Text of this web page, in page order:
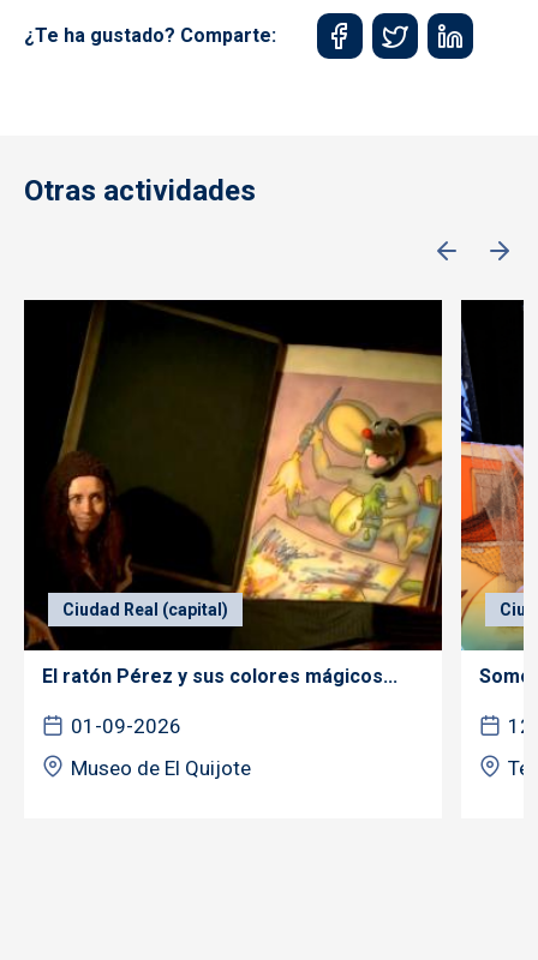
¿Te ha gustado? Comparte:
Otras actividades
Ciudad Real (capital)
El ratón Pérez y sus colores mágicos...
01-09-2026
Museo de El Quijote